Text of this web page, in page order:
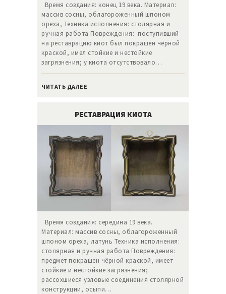
Время создания: конец 19 века. Материал:
массив сосны, облагороженный шпоном
ореха, Техника исполнения: столярная и
ручная работа Повреждения: поступивший
на реставрацию киот был покрашен чёрной
краской, имел стойкие и нестойкие
загрязнения; у киота отсутствовало…
ЧИТАТЬ ДАЛЕЕ
РЕСТАВРАЦИЯ КИОТА
Время создания: середина 19 века.
Материал: массив сосны, облагороженный
шпоном ореха, латунь Техника исполнения:
столярная и ручная работа Повреждения:
предмет покрашен чёрной краской, имеет
стойкие и нестойкие загрязнения;
рассохшиеся узловые соединения столярной
конструкции, осыпи…